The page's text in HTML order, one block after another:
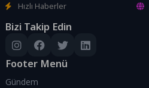
Hızlı Haberler
Bizi Takip Edin
Footer Menü
Gündem